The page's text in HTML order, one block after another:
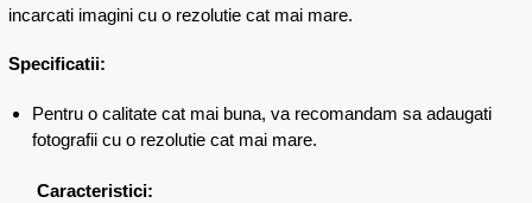
incarcati imagini cu o rezolutie cat mai mare.
Specificatii:
Pentru o calitate cat mai buna, va recomandam sa adaugati
fotografii cu o rezolutie cat mai mare.
Caracteristici: